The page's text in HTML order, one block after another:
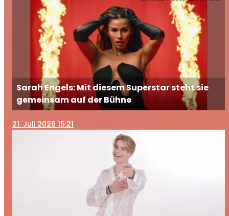
Sarah Engels: Mit diesem Superstar steht sie
gemeinsam auf der Bühne
21. Juli 2026 15:21